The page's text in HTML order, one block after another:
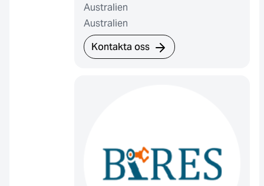
Australien
Australien
Kontakta oss